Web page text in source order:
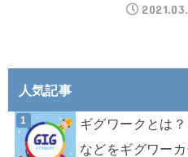
人気記事
ギグワークとは
などをギグワー